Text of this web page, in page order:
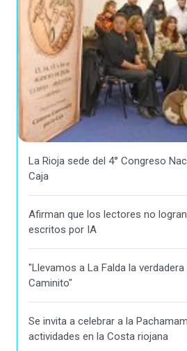
La Rioja sede del 4° Congreso
Caja
Afirman que los lectores no
escritos por IA
"Llevamos a La Falda la
Caminito"
Se invita a celebrar a la
actividades en la Costa riojana